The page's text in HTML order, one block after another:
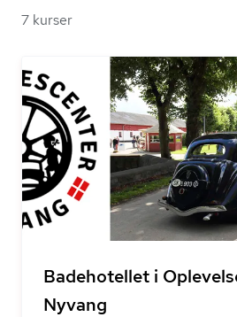
7 kurser
Badehotellet i
Nyvang